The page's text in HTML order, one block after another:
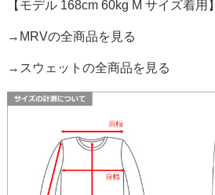
【モデル 168cm 60kg M サイズ着用】
→MRVの全商品を見る
→スウェットの全商品を見る